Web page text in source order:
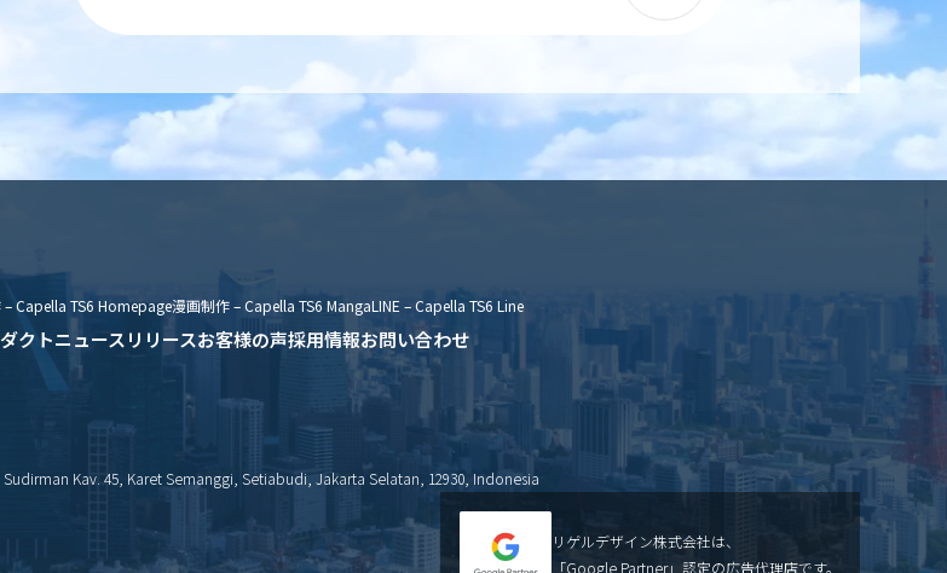
Capella TS6 Homepage漫画制作 – Capella TS6 MangaLINE – Capella TS6 Line
クトニュースリリースお客様の声採用情報お問い合わせ
Kav. 45, Karet Semanggi, Setiabudi, Jakarta Selatan, 12930, Indonesia
リゲルデザイン株式会社は、
「Google Partner」認定の広告代理店です。